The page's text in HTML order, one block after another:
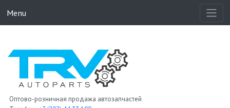
Menu
Оптово-розничная продажа автозапчастей